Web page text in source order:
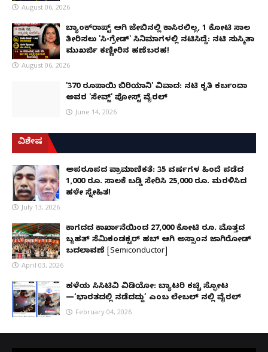
August 06, 2026
ಬ್ಯಾಂಕ್‌ರಾಪ್ಟ್‌ ಆಗಿ ಜೇಬಿನಲ್ಲಿ ಕಾಸಿರಲಿಲ್ಲ, ₹1 ಕೋಟಿ ಸಾಲ
ತೀರಿಸಲು 'ಸಿ-ಗ್ರೇಡ್' ಸಿನಿಮಾಗಳಲ್ಲಿ ನಟಿಸಿದ್ದೆ: ನಟಿ ಸುಸ್ಮಿತಾ
ಮುಖರ್ಜಿ ಕಣ್ಣೀರಿನ ಹಣೆಬರಹ!
August 06, 2026
'370 ರೂಪಾಯಿ ಬಿರಿಯಾನಿ' ವಿವಾದ: ನಟಿ ಕೃತಿ ಕರ್ಬಂದಾ
ಅವರ 'ಸೇವ್ಜ್' ಪೋಸ್ಟ್ ವೈರಲ್
June 14, 2026
ವಿಶೇಷ
ಅಪರೂಪದ ಪ್ರಾಮಾಣಿಕತೆ: 35 ವರ್ಷಗಳ ಹಿಂದೆ ಪಡೆದ
1,000 ರೂ. ಸಾಲಕ್ಕೆ ಬಡ್ಡಿ ಸೇರಿಸಿ 25,000 ರೂ. ಮರಳಿಸಿದ
ಹಳೇ ಸ್ನೇಹಿತ!
July 13, 2026
ಕಾಗದದ ಕಾರ್ಖಾನೆಯಿಂದ 27,000 ಕೋಟಿ ರೂ. ಮೊತ್ತದ
ಬೃಹತ್ ಸೆಮಿಕಂಡಕ್ಟರ್ ಹಬ್ ಆಗಿ ಅಸ್ಸಾಂನ ಜಾಗಿರೋಡ್
ಬದಲಾವಣೆ [Semiconductor]
April 03, 2026
ಹಳೆಯ ಸಿಸಿಟಿವಿ ವಿಡಿಯೋ: ಬ್ಯಾಟರಿ ಕಚ್ಚಿ ಸ್ಫೋಟ
—‘ಭಾರತದಲ್ಲಿ ನಡೆದದ್ದು’ ಎಂಬ ಲೇಬಲ್ ನಲ್ಲಿ ವೈರಲ್
February 04, 2026